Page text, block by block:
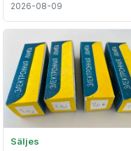
2026-08-09
Säljes